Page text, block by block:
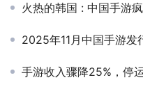
火热的韩国 : 中国手游疯狂
2025年11月中国手游发
手游收入骤降25%，停运手游